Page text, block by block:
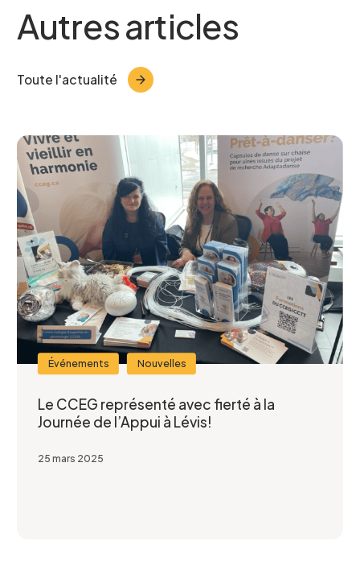
Autres articles
Toute l'actualité
Événements Nouvelles
Le CCEG représenté avec fierté à la
Journée de l’Appui à Lévis!
25 mars 2025
Telephone *
Projet pour lequel vous souhaitez
participer
Je confirme l’exactitude de mes informations,
et j’accepte
la Politique de confidentialité du CCEG.